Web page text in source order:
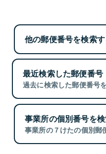
他の郵便番号を検索
最近検索した郵便番号
過去に検索した郵便番号
事業所の個別番号を
事業所の７けたの個別郵